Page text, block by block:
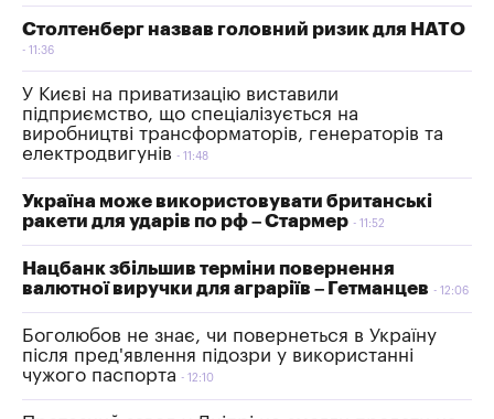
Столтенберг назвав головний ризик для НАТО
11:36
У Києві на приватизацію виставили
підприємство, що спеціалізується на
виробництві трансформаторів, генераторів та
електродвигунів
11:48
Україна може використовувати британські
ракети для ударів по рф – Стармер
11:52
Нацбанк збільшив терміни повернення
валютної виручки для аграріїв – Гетманцев
12:06
Боголюбов не знає, чи повернеться в Україну
після пред'явлення підозри у використанні
чужого паспорта
12:10